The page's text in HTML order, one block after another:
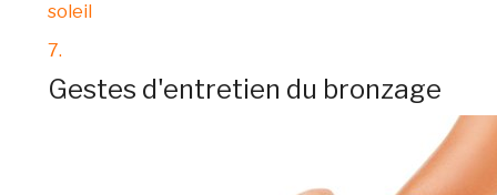
soleil
7.
Gestes d'entretien du bronzage